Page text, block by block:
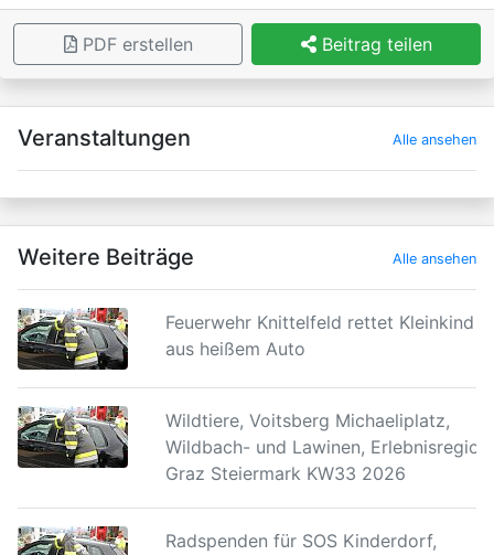
PDF erstellen Beitrag teilen
×
Veranstaltungen Alle ansehen
Weitere Beiträge Alle ansehen
Feuerwehr Knittelfeld rettet Kleinkind
aus heißem Auto
Wildtiere, Voitsberg Michaeliplatz,
Wildbach- und Lawinen, Erlebnisregion
Graz Steiermark KW33 2026
Radspenden für SOS Kinderdorf,